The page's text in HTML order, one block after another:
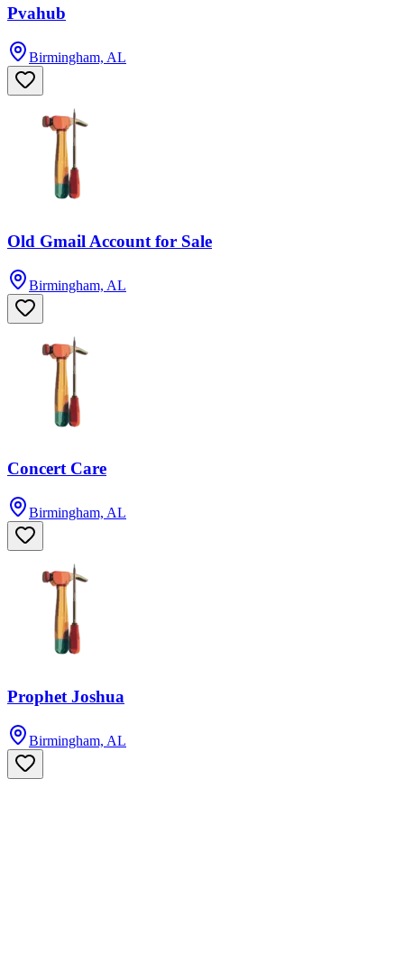
Pvahub
Birmingham, AL
Old Gmail Account for Sale
Birmingham, AL
Concert Care
Birmingham, AL
Prophet Joshua
Birmingham, AL